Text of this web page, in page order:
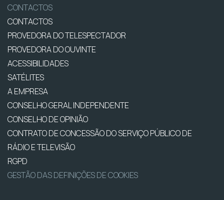
CONTACTOS
CONTACTOS
PROVEDORA DO TELESPECTADOR
PROVEDORA DO OUVINTE
ACESSIBILIDADES
SATÉLITES
A EMPRESA
CONSELHO GERAL INDEPENDENTE
CONSELHO DE OPINIÃO
CONTRATO DE CONCESSÃO DO SERVIÇO PÚBLICO DE
RÁDIO E TELEVISÃO
RGPD
GESTÃO DAS DEFINIÇÕES DE COOKIES